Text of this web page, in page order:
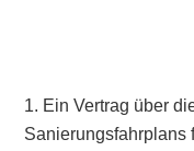
1. Ein Vertrag über
Sanierungsfahrplans